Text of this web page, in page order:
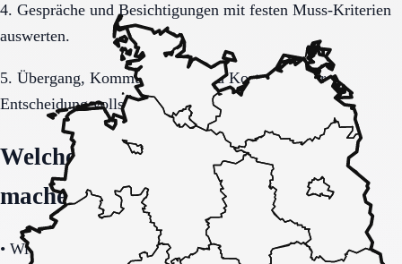
4. Gespräche und Besichtigungen mit festen Muss-Kriterien
auswerten.
5. Übergang, Kommunikation und Kosten vor der
Entscheidung vollständig klären.
Welche Fragen den Unterschied
machen
• Wie stabil ist die Pflegeorganisation im Tages- und